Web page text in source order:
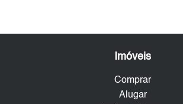
Imóveis
Comprar
Alugar